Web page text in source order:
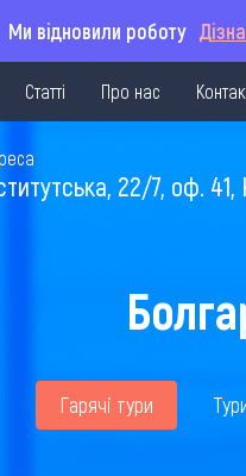
Ми відновили роботу
Статті Про нас
22/7, оф. 41,
Гарячі тури